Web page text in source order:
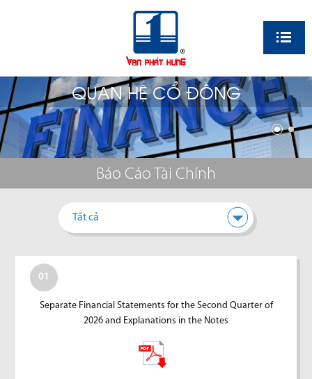
QUAN HỆ CỔ ĐÔNG
Báo Cáo Tài Chính
Tất cả
01
Separate Financial Statements for the Second Quarter of
2026 and Explanations in the Notes